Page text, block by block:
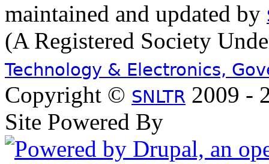
maintained and updated by
(A Registered Society
Technology & Electronics,
Copyright © SNLTR 2009 -
Site Powered By